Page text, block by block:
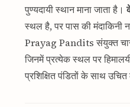
पुण्यदायी स्थान माना जाता है।
स्थल है, पर पास की मंदाकिनी
Prayag Pandits संयुक्त
जिनमें प्रत्येक स्थल पर
प्रशिक्षित पंडितों के साथ उचित